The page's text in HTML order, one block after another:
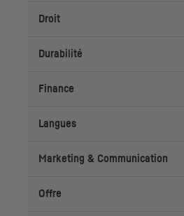
Droit
Durabilité
Finance
Langues
Marketing & Communication
Offre